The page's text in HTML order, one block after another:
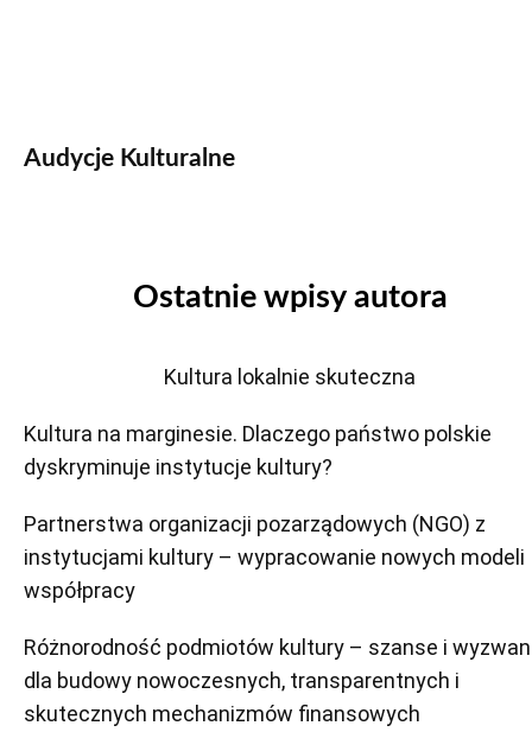
Audycje Kulturalne
Ostatnie wpisy autora
Kultura lokalnie skuteczna
Kultura na marginesie. Dlaczego państwo polskie
dyskryminuje instytucje kultury?
Partnerstwa organizacji pozarządowych (NGO) z
instytucjami kultury – wypracowanie nowych modeli
współpracy
Różnorodność podmiotów kultury – szanse i
dla budowy nowoczesnych, transparentnych i
skutecznych mechanizmów finansowych